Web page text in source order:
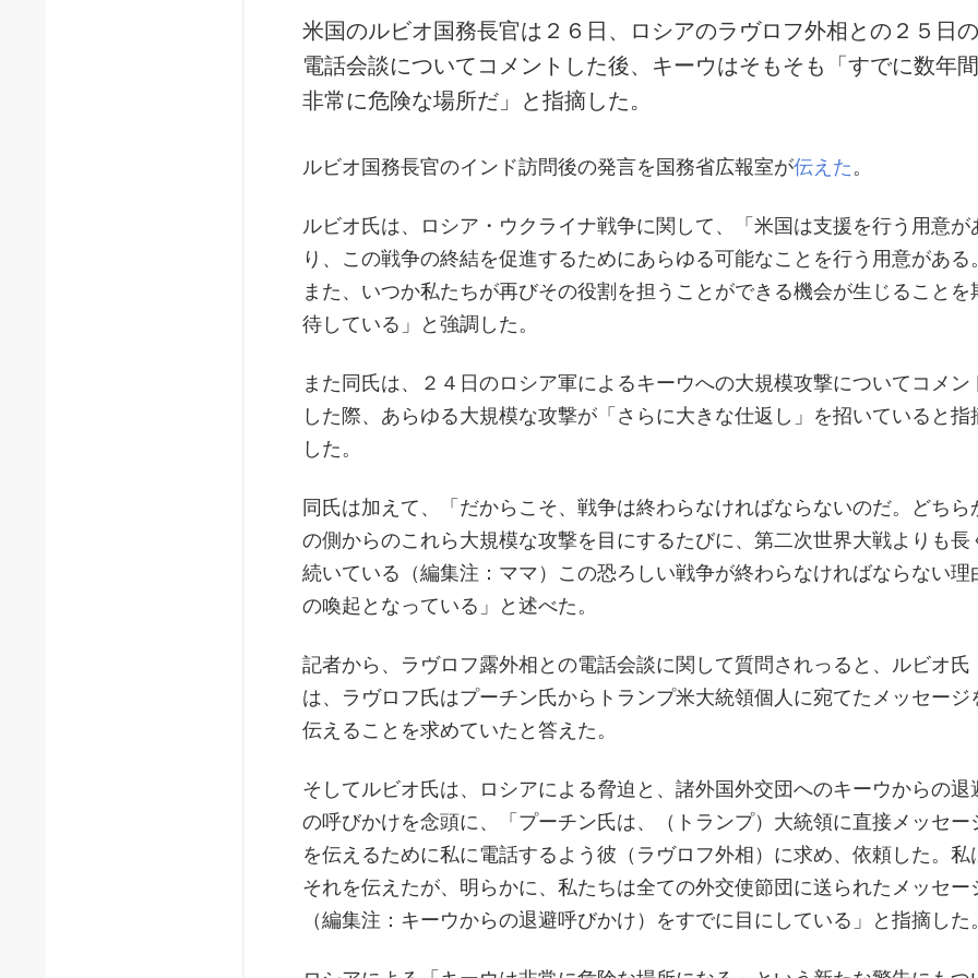
米国のルビオ国務長官は２６日、ロシアのラヴロフ外相との２５日の
電話会談についてコメントした後、キーウはそもそも「すでに数年間
非常に危険な場所だ」と指摘した。
ルビオ国務長官のインド訪問後の発言を国務省広報室が伝えた 。
ルビオ氏は、ロシア・ウクライナ戦争に関して、「米国は支援を行う用意が
り、この戦争の終結を促進するためにあらゆる可能なことを行う用意がある。
また、いつか私たちが再びその役割を担うことができる機会が生じることを
待している」と強調した。
また同氏は、２４日のロシア軍によるキーウへの大規模攻撃についてコメン
した際、あらゆる大規模な攻撃が「さらに大きな仕返し」を招いていると指
した。
同氏は加えて、「だからこそ、戦争は終わらなければならないのだ。どちら
の側からのこれら大規模な攻撃を目にするたびに、第二次世界大戦よりも長
続いている（編集注：ママ）この恐ろしい戦争が終わらなければならない理
の喚起となっている」と述べた。
記者から、ラヴロフ露外相との電話会談に関して質問されっると、ルビオ氏
は、ラヴロフ氏はプーチン氏からトランプ米大統領個人に宛てたメッセージ
伝えることを求めていたと答えた。
そしてルビオ氏は、ロシアによる脅迫と、諸外国外交団へのキーウからの退
の呼びかけを念頭に、「プーチン氏は、（トランプ）大統領に直接メッセー
を伝えるために私に電話するよう彼（ラヴロフ外相）に求め、依頼した。私
それを伝えたが、明らかに、私たちは全ての外交使節団に送られたメッセー
（編集注：キーウからの退避呼びかけ）をすでに目にしている」と指摘した。